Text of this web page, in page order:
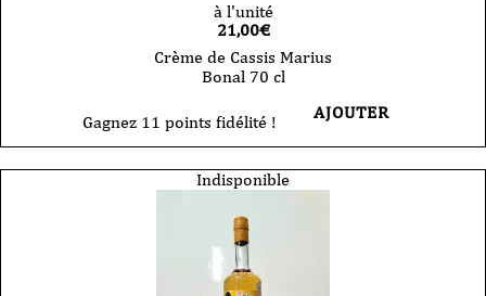
à l'unité
21,00€
Crème de Cassis Marius
Bonal 70 cl
Gagnez 11 points fidélité ! AJOUTER
Indisponible